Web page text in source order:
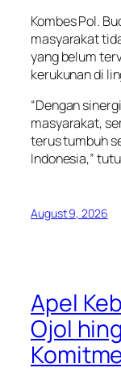
Kombes Pol.
masyarakat
yang belum
kerukunan di
“Dengan
masyarakat,
terus tumbuh
Indonesia,”
August 9, 2026
Apel
Ojol